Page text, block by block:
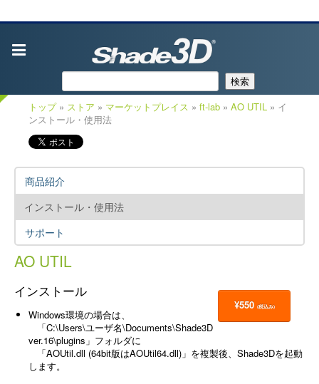
検索
トップ» ストア » マーケットプレイス » ft-lab » AO UTIL » イ
ンストール・使用法
商品紹介
インストール・使用法
サポート
AO UTIL
¥550 (税込み)
インストール
Windows環境の場合は、
「C:\Users\ユーザ名\Documents\Shade3D
ver.16\plugins」フォルダに
「AOUtil.dll (64bit版はAOUtil64.dll)」を複製後、Shade3Dを起動
します。